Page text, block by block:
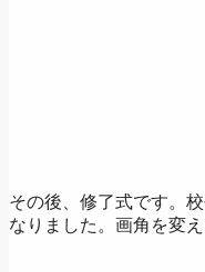
その後、修了式です。
なりました。画角を変